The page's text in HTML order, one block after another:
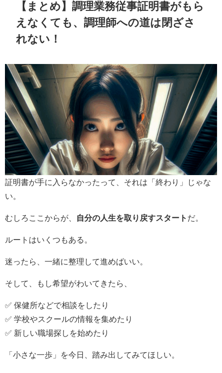
【まとめ】調理業務従事証明書がもら
えなくても、調理師への道は閉ざさ
れない！
証明書が手に入らなかったって、それは「終わり」じゃな
い。
むしろここからが、 自分の人生を取り戻すスタート だ。
ルートはいくつもある。
迷ったら、一緒に整理して進めばいい。
そして、もし希望がわいてきたら、
✅ 保健所などで相談をしたり
✅ 学校やスクールの情報を集めたり
✅ 新しい職場探しを始めたり
「小さな一歩」を今日、踏み出してみてほしい。